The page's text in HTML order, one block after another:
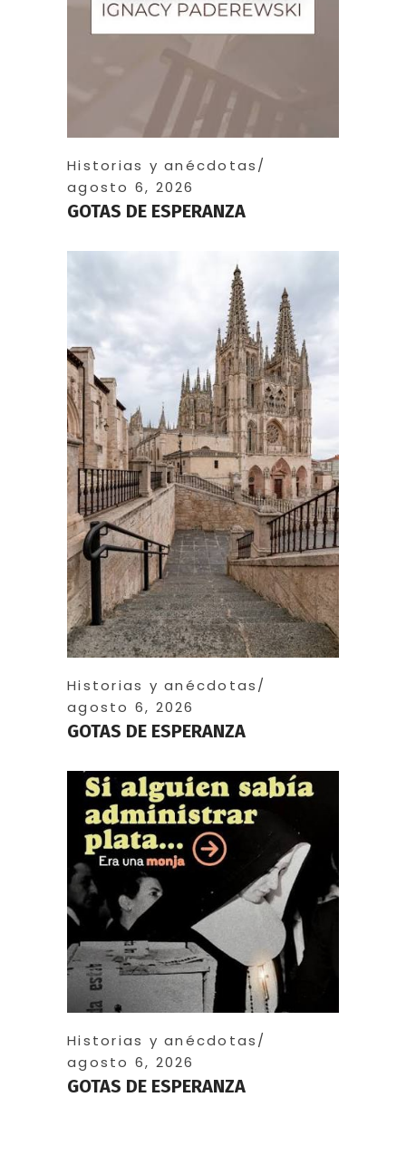
Historias y anécdotas
agosto 6, 2026
GOTAS DE ESPERANZA
Historias y anécdotas
agosto 6, 2026
GOTAS DE ESPERANZA
Historias y anécdotas
agosto 6, 2026
GOTAS DE ESPERANZA